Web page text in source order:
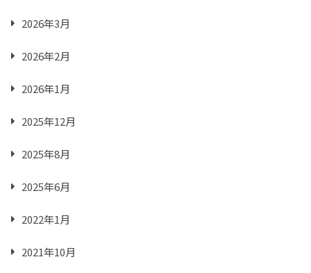
2026年3月
2026年2月
2026年1月
2025年12月
2025年8月
2025年6月
2022年1月
2021年10月